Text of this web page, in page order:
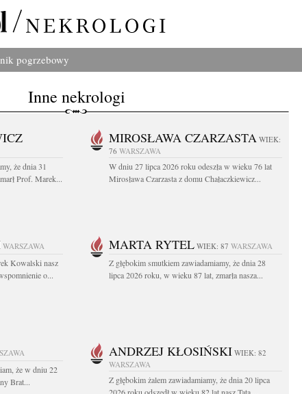
pogrzebowy
Inne nekrologi
że dnia 31
Prof. Marek...
MIROSŁAWA CZARZASTA WIEK:
76 WARSZAWA
W dniu 27 lipca 2026 roku odeszła w wieku 76 lat
Mirosława Czarzasta z domu Chałaczkiewicz...
WARSZAWA
Kowalski nasz
o...
MARTA RYTEL WIEK: 87 WARSZAWA
Z głębokim smutkiem zawiadamiamy, że dnia 28
lipca 2026 roku, w wieku 87 lat, zmarła nasza...
że w dniu 22
Brat...
ANDRZEJ KŁOSIŃSKI WIEK: 82
WARSZAWA
Z głębokim żalem zawiadamiamy, że dnia 20 lipca